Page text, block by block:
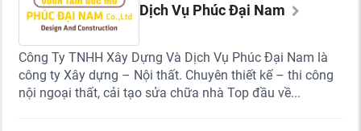
Dịch Vụ Phúc Đại Nam
Công Ty TNHH Xây Dựng Và Dịch Vụ Phúc Đại Nam là
công ty Xây dựng – Nội thất. Chuyên thiết kế – thi công
nội ngoại thất, cải tạo sửa chữa nhà Top đầu về...